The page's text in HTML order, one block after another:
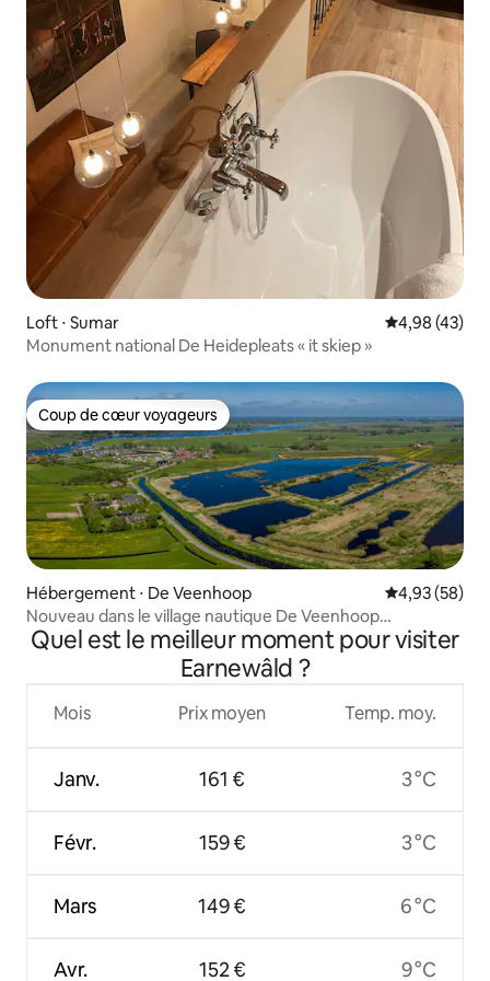
Loft ⋅ Sumar Évaluation
4,98 (43)
Monument national De Heidepleats « it skiep »
Coup de cœur voyageurs
Coup de cœur voyageurs
Hébergement ⋅ De Veenhoop Évaluation
4,93 (58)
Nouveau dans le village nautique De Veenhoop
B&BKraanlannen
Quel est le meilleur moment pour visiter
Earnewâld ?
Mois
Janv.
Févr.
Mars
Avr.
Prix moyen
161 €
159 €
149 €
152 €
Temp. moy.
3 °C
3 °C
6 °C
9 °C